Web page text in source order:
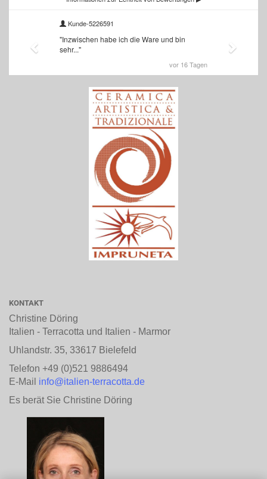
KONTAKT
Christine Döring
Italien - Terracotta und Italien - Marmor
Uhlandstr. 35, 33617 Bielefeld
Telefon +49 (0)521 9886494
E-Mail info@italien-terracotta.de
Es berät Sie Christine Döring